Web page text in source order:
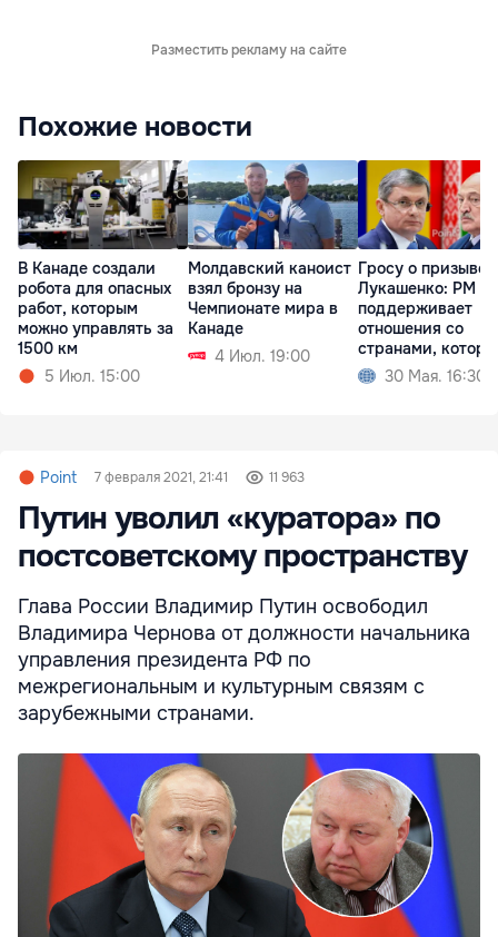
Разместить рекламу на сайте
Похожие новости
В Канаде создали
робота для опасных
работ, которым
можно управлять за
1500 км
5 Июл. 15:00
Молдавский каноист
взял бронзу на
Чемпионате мира в
Канаде
4 Июл. 19:00
Гросу о призыве
Лукашенко: РМ
поддерживает
отношения со
странами,
уважают
30 Мая. 16:30
Point 7 февраля 2021, 21:41 11 963
Путин уволил «куратора» по
постсоветскому пространству
Глава России Владимир Путин освободил
Владимира Чернова от должности начальника
управления президента РФ по
межрегиональным и культурным связям с
зарубежными странами.